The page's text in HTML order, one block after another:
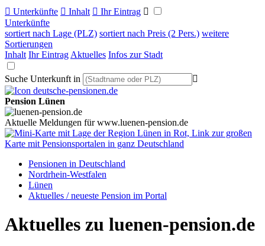
 Unterkünfte  Inhalt  Ihr Eintrag 
Unterkünfte
sortiert nach Lage (PLZ) sortiert nach Preis (2 Pers.) weitere
Sortierungen
Inhalt Ihr Eintrag Aktuelles Infos zur Stadt
Suche Unterkunft in 
Pension Lünen
Aktuelle Meldungen für www.luenen-pension.de
Pensionen in Deutschland
Nordrhein-Westfalen
Lünen
Aktuelles / neueste Pension im Portal
Aktuelles zu luenen-pension.de